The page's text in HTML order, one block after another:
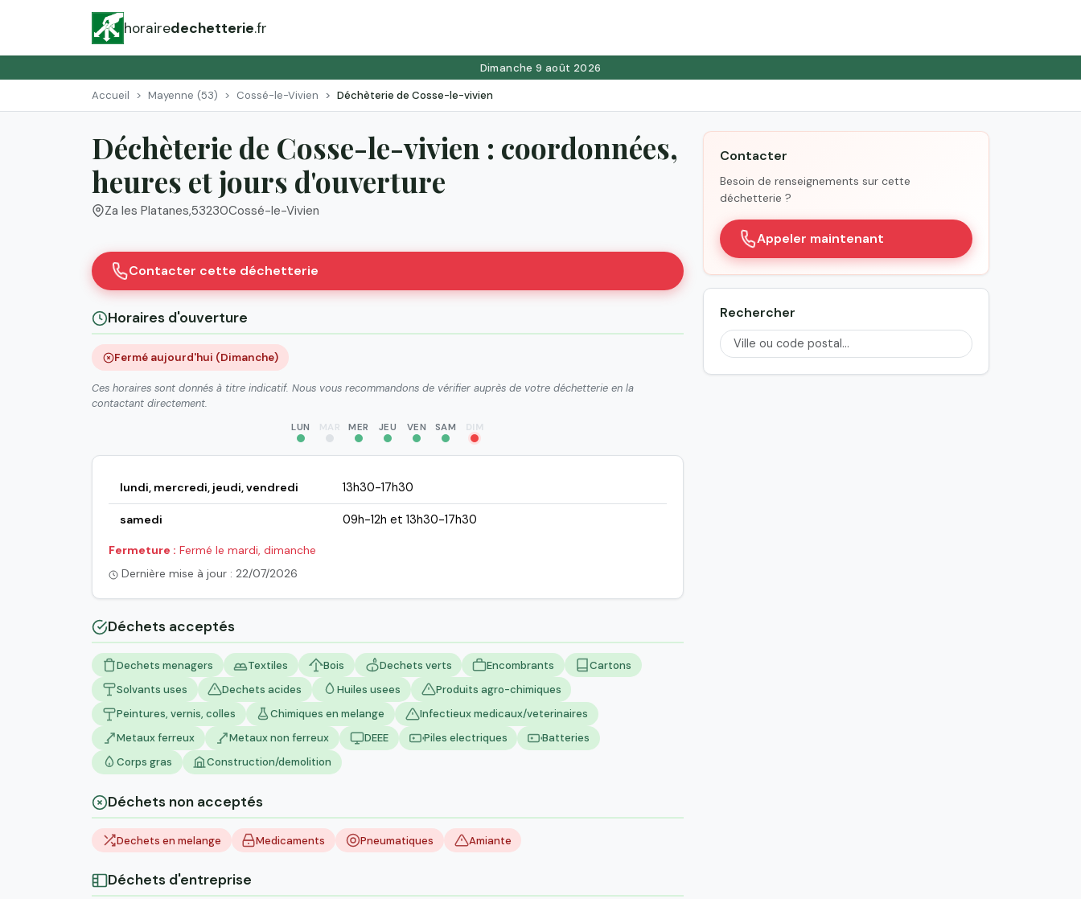
horairedechetterie.fr
Dimanche 9 août 2026
Accueil Mayenne (53) Cossé-le-Vivien Déchèterie de Cosse-le-vivien
Déchèterie de Cosse-le-vivien : coordonnées,
heures et jours d'ouverture
Za les Platanes,53230Cossé-le-Vivien
Contacter cette déchetterie
Horaires d'ouverture
Fermé aujourd'hui (Dimanche)
Ces horaires sont donnés à titre indicatif. Nous vous recommandons de vérifier auprès de votre déchetterie en la
contactant directement.
LUN MAR MER JEU VEN SAM DIM
lundi, mercredi, jeudi, vendredi 13h30-17h30
samedi 09h-12h et 13h30-17h30
Fermeture : Fermé le mardi, dimanche
Dernière mise à jour : 22/07/2026
Déchets acceptés
Dechets menagers Textiles Bois Dechets verts Encombrants
Cartons
Solvants uses
Dechets acides Huiles usees
Produits agro-chimiques
Peintures, vernis, colles
Chimiques en melange
Infectieux medicaux/veterinaires
Metaux ferreux
Metaux non ferreux DEEE Piles electriques
Batteries
Corps gras
Construction/demolition
Déchets non acceptés
Dechets en melange Medicaments Pneumatiques Amiante
Déchets d'entreprise
Contacter
Besoin de renseignements sur cette
déchetterie ?
Appeler maintenant
Rechercher